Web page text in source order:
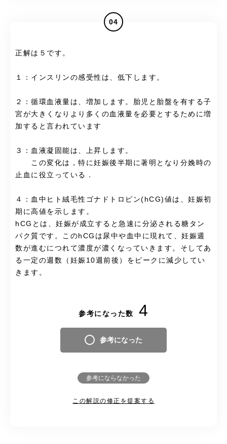
04
正解は５です。
１：インスリンの感受性は、低下します。
２：循環血液量は、増加します。胎児と胎盤を有する子
宮が大きくなりより多くの血液量を必要とするために増
加すると言われています
３：血液凝固能は、上昇します。
この変化は，特に妊娠後半期に著明となり分娩時の
止血に役立っている．
４：血中ヒト絨毛性ゴナドトロピン(hCG)値は、妊娠初
期に高値を示します。
hCGとは、妊娠が成立すると急速に分泌される糖タン
パク質です。このhCGは尿中や血中に現れて、妊娠週
数が進むにつれて濃度が濃くなっていきます。そしてあ
る一定の週数（妊娠10週前後）をピークに減少してい
きます。
参考になった数 4
参考になった
参考にならなかった
この解説の修正を提案する